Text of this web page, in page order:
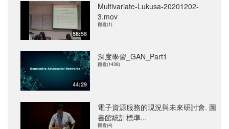
58:58
Multivariate-Lukusa-20201202-
3.mov
觀看(1)
44:29
深度學習_GAN_Part1
觀看(1438)
電子資源服務的現況與未來研討會. 圖
書館統計標準...
觀看(4)